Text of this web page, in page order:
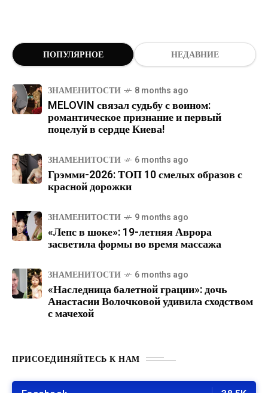
ПОПУЛЯРНОЕ НЕДАВНИЕ
ЗНАМЕНИТОСТИ 8 months ago
MELOVIN связал судьбу с воином:
романтическое признание и первый
поцелуй в сердце Киева!
ЗНАМЕНИТОСТИ 6 months ago
Грэмми-2026: ТОП 10 смелых образов с
красной дорожки
ЗНАМЕНИТОСТИ 9 months ago
«Лепс в шоке»: 19-летняя Аврора
засветила формы во время массажа
ЗНАМЕНИТОСТИ 6 months ago
«Наследница балетной грации»: дочь
Анастасии Волочковой удивила сходством
с мачехой
ПРИСОЕДИНЯЙТЕСЬ К НАМ